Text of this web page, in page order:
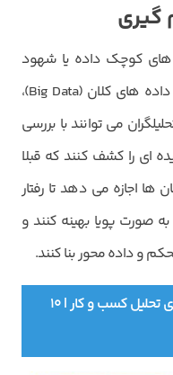
گیری
های کوچک داده یا شهود
مدیران گرفته می شد. امروزه، با ظهور داده های کلان (Big Data)،
می توانند با بررسی
ای را کشف کنند که قبلا
ها اجازه می دهد تا رفتار
به صورت پویا بهینه کنند و
و داده محور بنا کنند.
روش های تحلیل کسب و کار | ۱۰